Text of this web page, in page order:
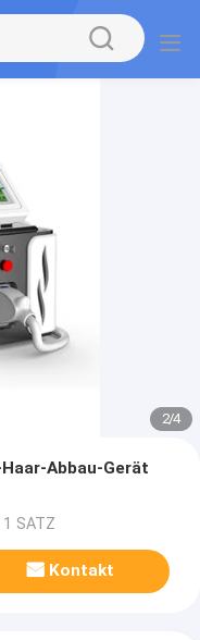
2/4
Abbau-Gerät
1 SATZ
Kontakt